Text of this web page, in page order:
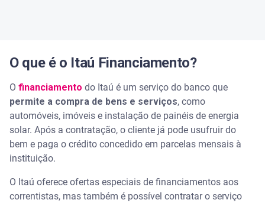
O que é o Itaú Financiamento?
O financiamento do Itaú é um serviço do banco que
permite a compra de bens e serviços, como
automóveis, imóveis e instalação de painéis de energia
solar. Após a contratação, o cliente já pode usufruir do
bem e paga o crédito concedido em parcelas mensais à
instituição.
O Itaú oferece ofertas especiais de financiamentos aos
correntistas, mas também é possível contratar o serviço